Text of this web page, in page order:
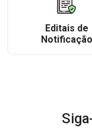
Editais de
Notificação